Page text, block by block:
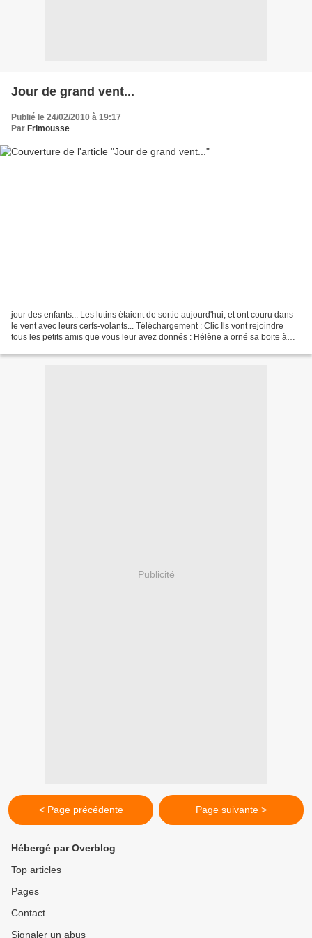
Jour de grand vent...
Publié le 24/02/2010 à 19:17
Par Frimousse
jour des enfants... Les lutins étaient de sortie aujourd'hui, et ont couru dans
le vent avec leurs cerfs-volants... Téléchargement : Clic Ils vont rejoindre
tous les petits amis que vous leur avez donnés : Hélène a orné sa boite à
Publicité
< Page précédente Page suivante >
Hébergé par Overblog
Top articles
Pages
Contact
Signaler un abus